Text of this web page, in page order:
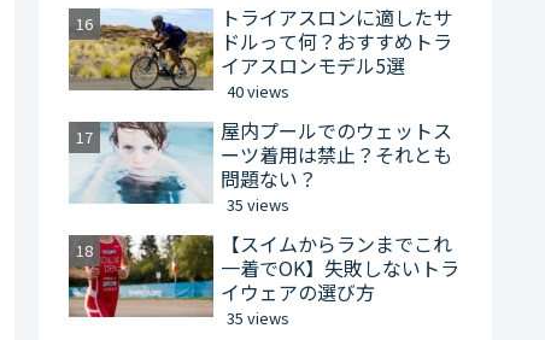
トライアスロンに適したサ
ドルって何？おすすめトラ
イアスロンモデル5選
40 views
屋内プールでのウェットス
ーツ着用は禁止？それとも
問題ない？
35 views
【スイムからランまでこれ
一着でOK】失敗しないトラ
イウェアの選び方
35 views